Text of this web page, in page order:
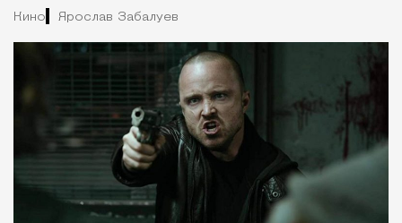
Кино Ярослав Забалуев